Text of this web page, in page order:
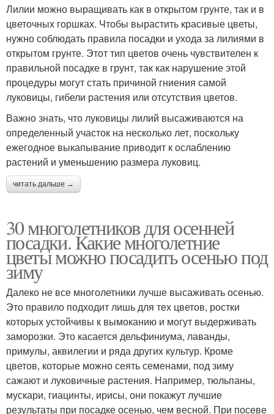
Лилии можно выращивать как в открытом грунте, так и в
цветочных горшках. Чтобы вырастить красивые цветы,
нужно соблюдать правила посадки и ухода за лилиями в
открытом грунте. Этот тип цветов очень чувствителен к
правильной посадке в грунт, так как нарушение этой
процедуры могут стать причиной гниения самой
луковицы, гибели растения или отсутствия цветов.
Важно знать, что луковицы лилий высаживаются на
определенный участок на несколько лет, поскольку
ежегодное выкапывание приводит к ослаблению
растений и уменьшению размера луковиц.
читать дальше →
30 многолетников для осенней
посадки. Какие многолетние
цветы можно посадить осенью под
зиму
Далеко не все многолетники лучше высаживать осенью.
Это правило подходит лишь для тех цветов, ростки
которых устойчивы к вымоканию и могут выдерживать
заморозки. Это касается дельфиниума, лаванды,
примулы, аквилегии и ряда других культур. Кроме
цветов, которые можно сеять семенами, под зиму
сажают и луковичные растения. Например, тюльпаны,
мускари, гиацинты, ирисы, они покажут лучшие
результаты при посадке осенью, чем весной. При посеве